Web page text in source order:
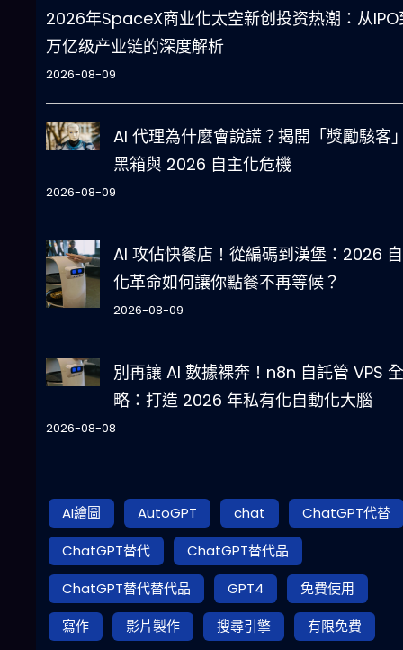
2026年SpaceX商业化太空新创投资热潮：从IPO
万亿级产业链的深度解析
2026-08-09
AI 代理為什麼會說謊？揭開「獎勵駭客
黑箱與 2026 自主化危機
2026-08-09
AI 攻佔快餐店！從編碼到漢堡：2026
化革命如何讓你點餐不再等候？
2026-08-09
別再讓 AI 數據裸奔！n8n 自託管 VPS
略：打造 2026 年私有化自動化大腦
2026-08-08
AI繪圖 AutoGPT chat
ChatGPT代替
ChatGPT替代
ChatGPT替代品
ChatGPT替代替代品
GPT4
免費使用
寫作
影片製作 搜尋引擎
有限免費